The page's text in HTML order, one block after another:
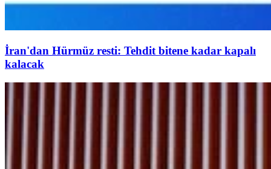
İran'dan Hürmüz resti: Tehdit bitene kadar kapalı
kalacak